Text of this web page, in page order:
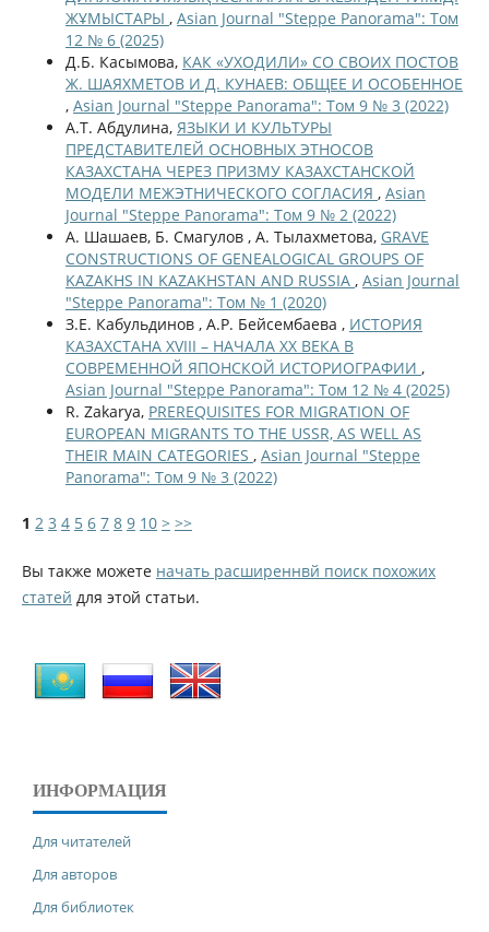
ЖҰМЫСТАРЫ , Asian Journal "Steppe Panorama": Том
12 № 6 (2025)
Д.Б. Касымова, КАК «УХОДИЛИ» СО СВОИХ ПОСТОВ
Ж. ШАЯХМЕТОВ И Д. КУНАЕВ: ОБЩЕЕ И ОСОБЕННОЕ
, Asian Journal "Steppe Panorama": Том 9 № 3 (2022)
А.Т. Абдулина, ЯЗЫКИ И КУЛЬТУРЫ
ПРЕДСТАВИТЕЛЕЙ ОСНОВНЫХ ЭТНОСОВ
КАЗАХСТАНА ЧЕРЕЗ ПРИЗМУ КАЗАХСТАНСКОЙ
МОДЕЛИ МЕЖЭТНИЧЕСКОГО СОГЛАСИЯ , Asian
Journal "Steppe Panorama": Том 9 № 2 (2022)
А. Шашаев, Б. Смагулов , А. Тылахметова, GRAVE
CONSTRUCTIONS OF GENEALOGICAL GROUPS OF
KAZAKHS IN KAZAKHSTAN AND RUSSIA , Asian Journal
"Steppe Panorama": Том № 1 (2020)
З.Е. Кабульдинов , А.Р. Бейсембаева , ИСТОРИЯ
КАЗАХСТАНА XVIII – НАЧАЛА ХХ ВЕКА В
СОВРЕМЕННОЙ ЯПОНСКОЙ ИСТОРИОГРАФИИ ,
Asian Journal "Steppe Panorama": Том 12 № 4 (2025)
R. Zakarya, PREREQUISITES FOR MIGRATION OF
EUROPEAN MIGRANTS TO THE USSR, AS WELL AS
THEIR MAIN CATEGORIES , Asian Journal "Steppe
Panorama": Том 9 № 3 (2022)
1 2 3 4 5 6 7 8 9 10 > >>
Вы также можете начать расширеннвй поиск похожих
статей для этой статьи.
ИНФОРМАЦИЯ
Для читателей
Для авторов
Для библиотек